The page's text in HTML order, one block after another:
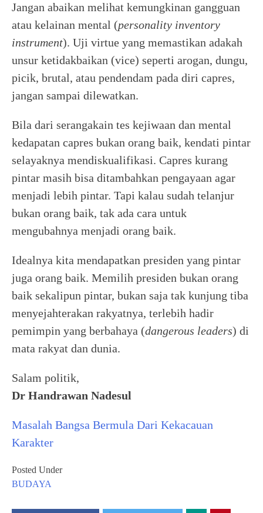
Jangan abaikan melihat kemungkinan gangguan
atau kelainan mental (personality inventory
instrument). Uji virtue yang memastikan adakah
unsur ketidakbaikan (vice) seperti arogan, dungu,
picik, brutal, atau pendendam pada diri capres,
jangan sampai dilewatkan.
Bila dari serangakain tes kejiwaan dan mental
kedapatan capres bukan orang baik, kendati pintar
selayaknya mendiskualifikasi. Capres kurang
pintar masih bisa ditambahkan pengayaan agar
menjadi lebih pintar. Tapi kalau sudah telanjur
bukan orang baik, tak ada cara untuk
mengubahnya menjadi orang baik.
Idealnya kita mendapatkan presiden yang pintar
juga orang baik. Memilih presiden bukan orang
baik sekalipun pintar, bukan saja tak kunjung tiba
menyejahterakan rakyatnya, terlebih hadir
pemimpin yang berbahaya (dangerous leaders) di
mata rakyat dan dunia.
Salam politik,
Dr Handrawan Nadesul
Masalah Bangsa Bermula Dari Kekacauan
Karakter
Posted Under
BUDAYA